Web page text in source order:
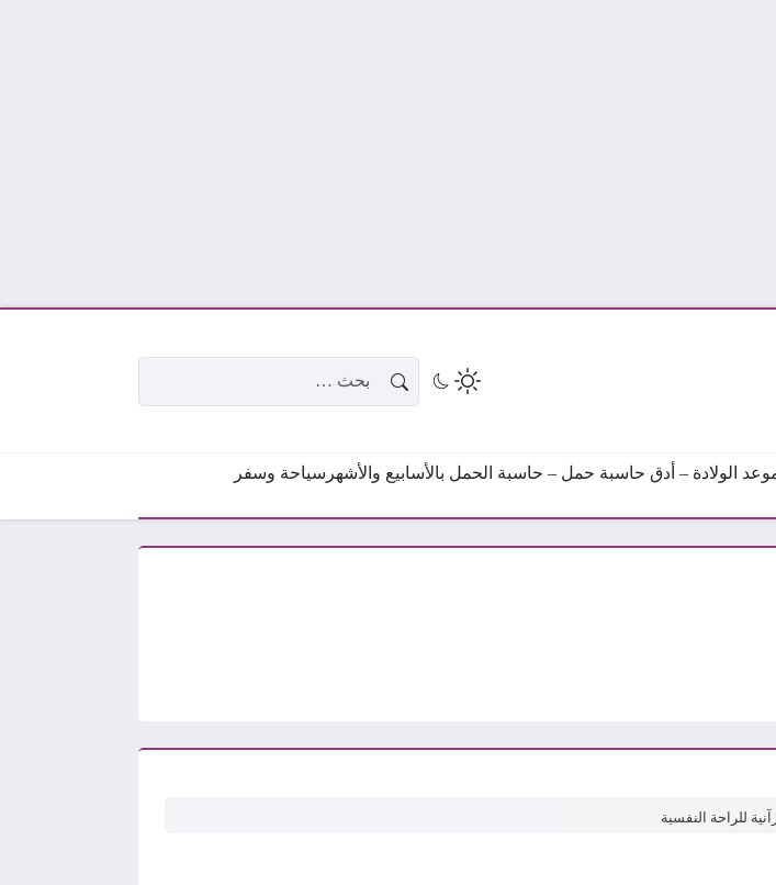
الولادة – أدق حاسبة حمل – حاسبة الحمل بالأسابيع والأشهر سياحة وسفر
للراحة النفسية